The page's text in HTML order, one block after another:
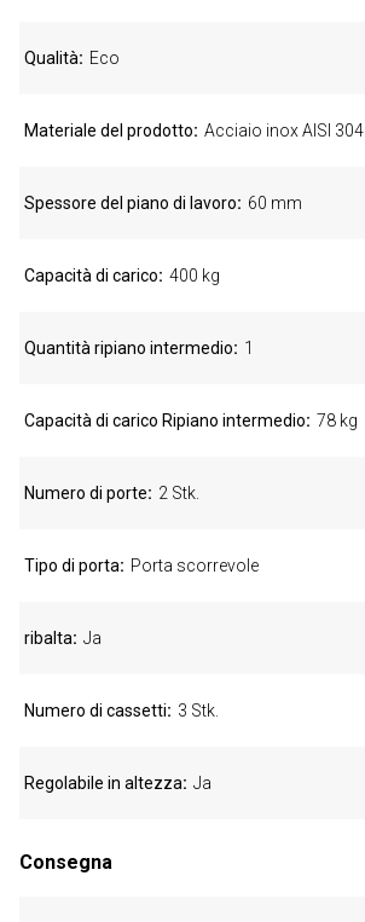
Qualità Eco
Materiale del prodotto Acciaio inox AISI 304
Spessore del piano di lavoro 60 mm
Capacità di carico 400 kg
Quantità ripiano intermedio 1
Capacità di carico Ripiano intermedio 78 kg
Numero di porte 2 Stk.
Tipo di porta Porta scorrevole
ribalta Ja
Numero di cassetti 3 Stk.
Regolabile in altezza Ja
Consegna